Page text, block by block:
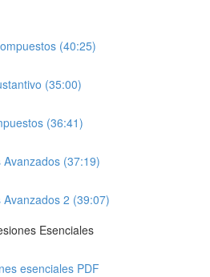
(40:25)
(35:00)
(36:41)
(37:19)
2 (39:07)
Esenciales
esenciales PDF